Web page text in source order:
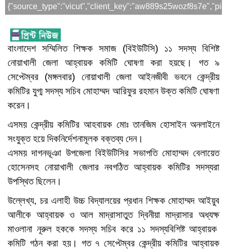
বাংলাদেশ সম্মিলিত শিক্ষক সমাজ (বিইউটিসি) ১১ সদস্য বিশিষ্ট
নোয়াখালী জেলা আহ্বায়ক কমিটি ঘোষণা করা হয়ছে। গত ৯
সেপ্টেম্বর (মঙ্গলবার) নোয়াখালী জেলা আইনজীবী ভবনে কেন্দ্রীয়
কমিটির যুগ্ম সদস্য সচিব মোহাম্মদ আরিফুর রহমান উক্ত কমিটি ঘোষণা
করেন।
এসময় কেন্দ্রীয় কমিটির আহবায়ক মোঃ তানজিম হোসাইন অনলাইনে
সংযুক্ত হয়ে দিকনির্দেশনামূলক বক্তব্য দেন।
এসময় দাগনভূঞা উপজেলা বিইউটিসির সভাপতি মোহাম্মদ বেলায়েত
হোসেনসহ নোয়াখালী জেলার নবগঠিত আহ্বায়ক কমিটির সদস্যরা
উপস্থিত ছিলেন।
উল্লেখ্য, চর এলাহী উচ্চ বিদ্যালয়ের প্রধান শিক্ষক মোহাম্মদ আইয়ুব
আলীকে আহ্বায়ক ও আল মাদ্রাসাতুত দ্বিনীয়া মাদ্রাসার অধ্যক্ষ
মাওলানা নূরুল হককে সদস্য সচিব করে ১১ সদস্যবিশিষ্ট আহ্বায়ক
কমিটি গঠন করা হয়। গত ৭ সেপ্টেম্বর কেন্দ্রীয় কমিটির আহ্বায়ক